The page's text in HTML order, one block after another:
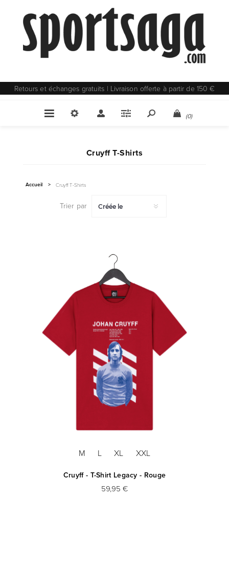
Retours et échanges gratuits | Livraison offerte à partir de 150 €
(0)
Accueil > Cruyff T-Shirts
Cruyff T-Shirts
Trier par
M L XL XXL
Cruyff - T-Shirt Legacy - Rouge
59,95 €